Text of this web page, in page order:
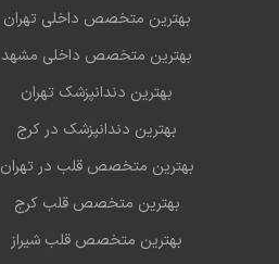
بهترین متخصص داخلی تهران
بهترین متخصص داخلی مشهد
بهترین دندانپزشک تهران
بهترین دندانپزشک در کرج
بهترین متخصص قلب در تهران
بهترین متخصص قلب کرج
بهترین متخصص قلب شیراز